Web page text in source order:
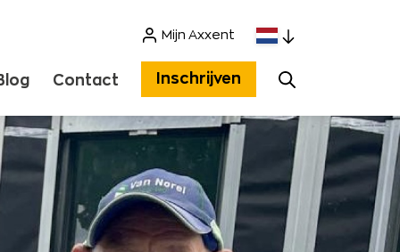
Mijn Axxent
Contact Inschrijven